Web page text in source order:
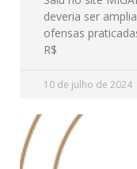
deveria ser
ofensas
R$
10 de julho de 2024